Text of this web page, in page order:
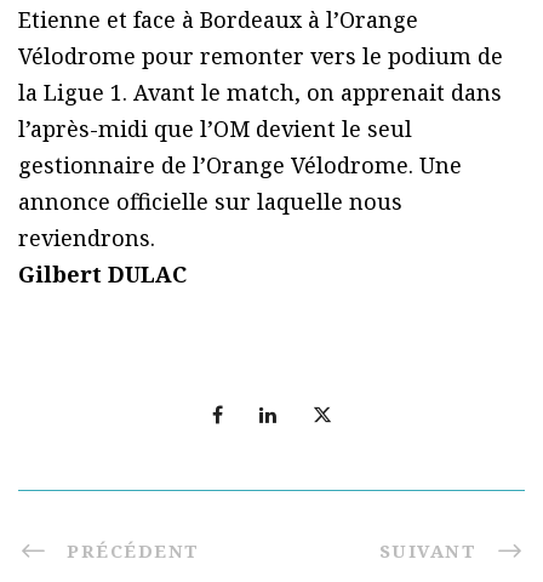
Etienne et face à Bordeaux à l’Orange
Vélodrome pour remonter vers le podium de
la Ligue 1. Avant le match, on apprenait dans
l’après-midi que l’OM devient le seul
gestionnaire de l’Orange Vélodrome. Une
annonce officielle sur laquelle nous
reviendrons.
Gilbert DULAC
PRÉCÉDENT SUIVANT